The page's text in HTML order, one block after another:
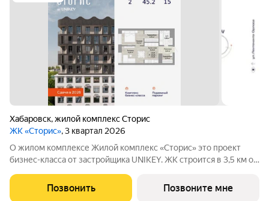
Хабаровск,жилой комплекс Сторис
ЖК «Сторис», 3 квартал 2026
О жилом комплексе Жилой комплекс «Сторис» это проект
бизнес-класса от застройщика UNIKEY. ЖК строится в 3,5 км от
«Бизнес», «Детство» и «Интеллект». В проекте
предусмотрены общественные
Позвонить Позвоните мне